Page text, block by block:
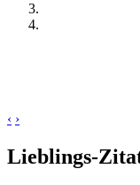
‹ ›
Lieblings-